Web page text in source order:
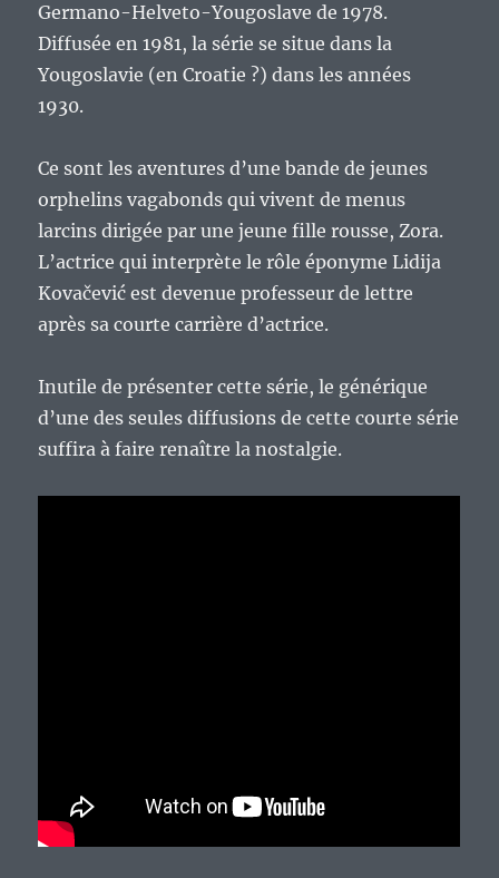
Germano-Helveto-Yougoslave de 1978.
Diffusée en 1981, la série se situe dans la
Yougoslavie (en Croatie ?) dans les années
1930.
Ce sont les aventures d’une bande de jeunes
orphelins vagabonds qui vivent de menus
larcins dirigée par une jeune fille rousse, Zora.
L’actrice qui interprète le rôle éponyme Lidija
Kovačević est devenue professeur de lettre
après sa courte carrière d’actrice.
Inutile de présenter cette série, le générique
d’une des seules diffusions de cette courte série
suffira à faire renaître la nostalgie.